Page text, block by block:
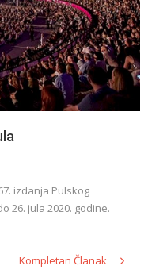
izdanja Pulskog
26. jula 2020. godine.
Kompletan Članak